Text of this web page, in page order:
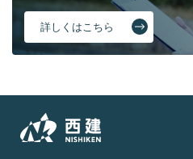
詳しくはこちら